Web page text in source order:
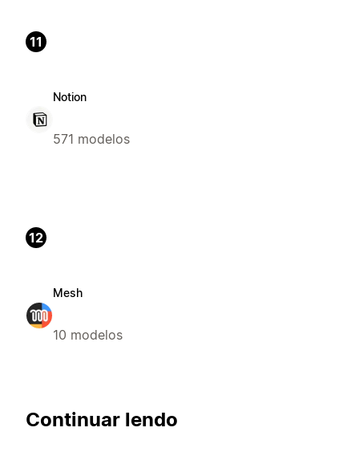
11
Notion
571 modelos
12
Mesh
10 modelos
Continuar lendo